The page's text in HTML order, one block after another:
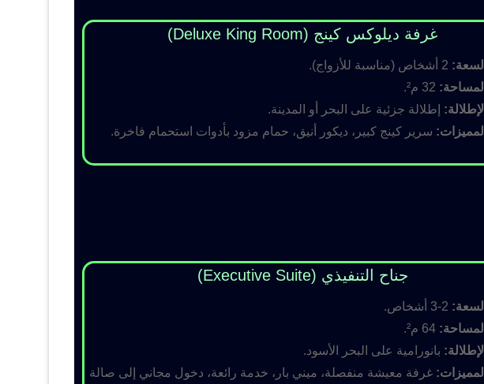
غرفة ديلوكس كينج (Deluxe King Room)
السعة:
المساحة:
الإطلالة: إطلالة جزئية على البحر أو المدينة.
المميزات: سرير كينج كبير، ديكور أنيق، حمام مزود بأدوات استحمام فاخرة.
جناح التنفيذي (Executive Suite)
السعة:
المساحة:
الإطلالة: بانورامية على البحر الأسود.
المميزات: غرفة معيشة منفصلة، ميني بار، خدمة رائعة، دخول مجاني إلى صالة